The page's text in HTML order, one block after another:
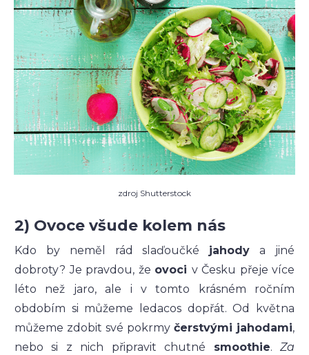
zdroj Shutterstock
2) Ovoce všude kolem nás
Kdo by neměl rád slaďoučké jahody a jiné
dobroty? Je pravdou, že ovoci v Česku přeje více
léto než jaro, ale i v tomto krásném ročním
obdobím si můžeme ledacos dopřát. Od května
můžeme zdobit své pokrmy čerstvými jahodami,
nebo si z nich připravit chutné smoothie.Za